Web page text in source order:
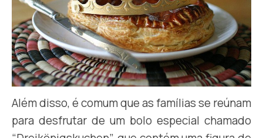
Além disso, é comum que as famílias se reúnam
para desfrutar de um bolo especial chamado